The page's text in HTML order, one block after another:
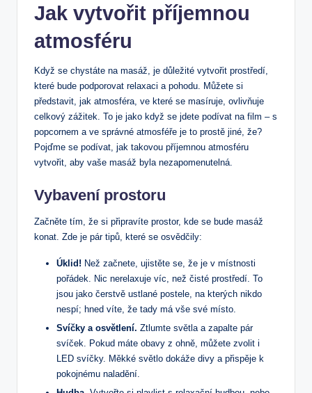
Jak vytvořit příjemnou
‍atmosféru
Když se chystáte na‍ masáž, je důležité vytvořit ⁢prostředí,
které bude podporovat relaxaci ⁣a pohodu. Můžete si
představit, jak atmosféra, ⁣ve které se masíruje, ovlivňuje
celkový⁢ zážitek. To je⁤ jako když se jdete podívat⁣ na film – s
‌popcornem‌ a ⁣ve ​správné atmosféře⁢ je⁢ to prostě jiné, ‌že?⁢
Pojďme se ​podívat, jak takovou ⁢příjemnou ⁤atmosféru
vytvořit, aby vaše masáž byla nezapomenutelná.
Vybavení prostoru
Začněte tím, že si připravíte prostor, kde se bude masáž
konat. Zde je pár tipů, které se osvědčily:
Úklid! Než začnete, ujistěte se, že je v‍ místnosti
pořádek. Nic ‌nerelaxuje víc, než čisté prostředí.‍ To
jsou ⁢jako čerstvě ustlané postele, ⁣na⁤ kterých nikdo
nespí; hned víte, že tady má vše své ‍místo.
Svíčky a osvětlení. Ztlumte světla a zapalte pár
svíček. Pokud máte obavy z ohně, můžete zvolit i
LED svíčky. Měkké světlo dokáže divy a přispěje k
pokojnému naladění.